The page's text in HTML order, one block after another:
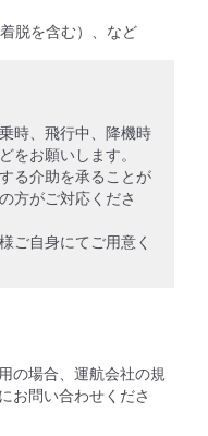
脱を含む）、など
時、飛行中、降機時
をお願いします。
る介助を承ることが
方がご対応くださ
ご自身にてご用意く
の場合、運航会社の規
お問い合わせくださ